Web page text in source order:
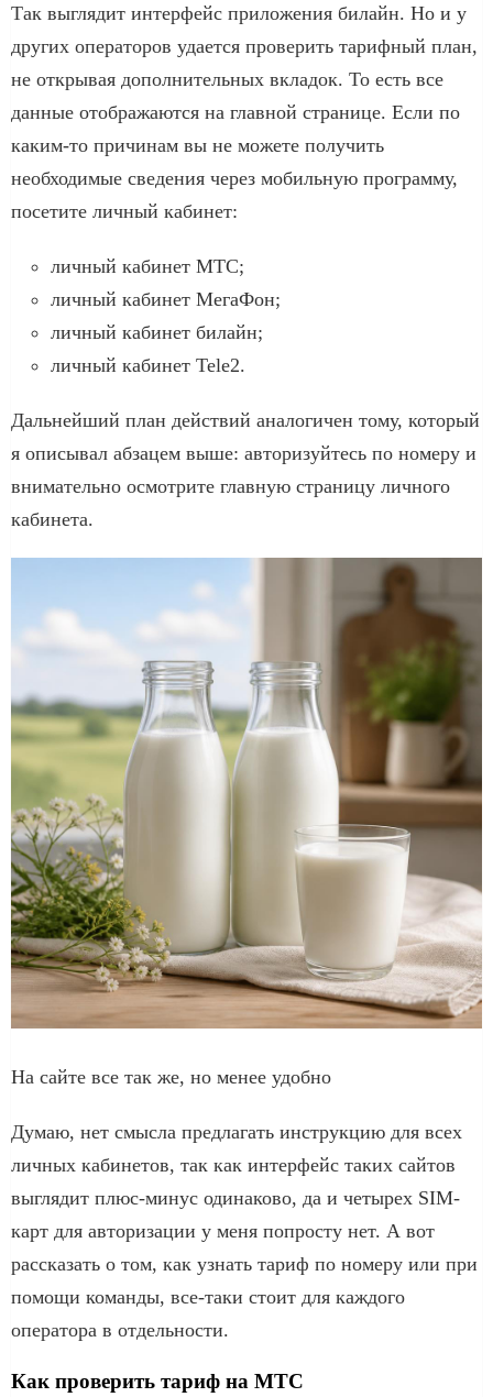
Так выглядит интерфейс приложения билайн. Но и у
других операторов удается проверить тарифный план,
не открывая дополнительных вкладок. То есть все
данные отображаются на главной странице. Если по
каким-то причинам вы не можете получить
необходимые сведения через мобильную программу,
посетите личный кабинет:
личный кабинет МТС;
личный кабинет МегаФон;
личный кабинет билайн;
личный кабинет Tele2.
Дальнейший план действий аналогичен тому, который
я описывал абзацем выше: авторизуйтесь по номеру и
внимательно осмотрите главную страницу личного
кабинета.
На сайте все так же, но менее удобно
Думаю, нет смысла предлагать инструкцию для всех
личных кабинетов, так как интерфейс таких сайтов
выглядит плюс-минус одинаково, да и четырех SIM-
карт для авторизации у меня попросту нет. А вот
рассказать о том, как узнать тариф по номеру или при
помощи команды, все-таки стоит для каждого
оператора в отдельности.
Как проверить тариф на МТС